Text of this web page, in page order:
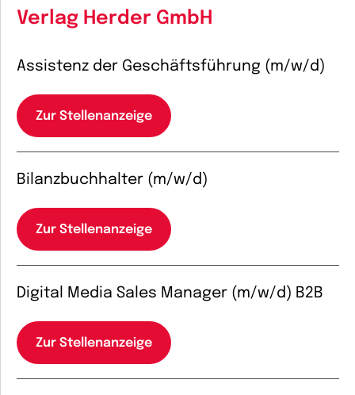
Verlag Herder GmbH
Assistenz der Geschäftsführung (m/w/d)
Zur Stellenanzeige
Bilanzbuchhalter (m/w/d)
Zur Stellenanzeige
Digital Media Sales Manager (m/w/d) B2B
Zur Stellenanzeige